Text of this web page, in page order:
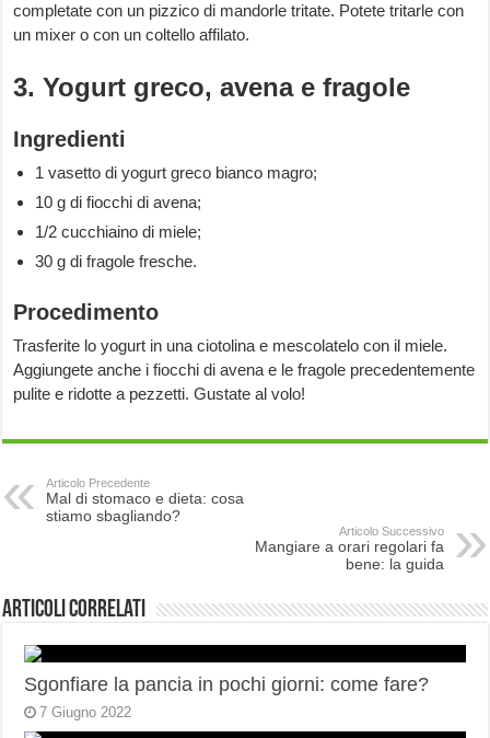
completate con un pizzico di mandorle tritate. Potete tritarle con
un mixer o con un coltello affilato.
3. Yogurt greco, avena e fragole
Ingredienti
1 vasetto di yogurt greco bianco magro;
10 g di fiocchi di avena;
1/2 cucchiaino di miele;
30 g di fragole fresche.
Procedimento
Trasferite lo yogurt in una ciotolina e mescolatelo con il miele.
Aggiungete anche i fiocchi di avena e le fragole precedentemente
pulite e ridotte a pezzetti. Gustate al volo!
Articolo Precedente
Mal di stomaco e dieta: cosa
stiamo sbagliando?
Articolo Successivo
Mangiare a orari regolari fa
bene: la guida
Articoli correlati
Sgonfiare la pancia in pochi giorni: come fare?
7 Giugno 2022